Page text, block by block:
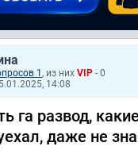
1 , из них VIP - 0
14:08
га развод,
даже не